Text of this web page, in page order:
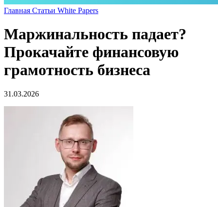
Главная Статьи White Papers
Маржинальность падает?
Прокачайте финансовую
грамотность бизнеса
31.03.2026